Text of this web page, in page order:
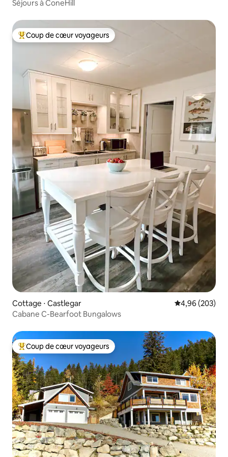
Séjours à ConeHill
Coups de cœur voyageurs les plus appréciés
Coup de cœur voyageurs
Cottage ⋅ Castlegar Évaluation
4,96 (203)
Cabane C-Bearfoot Bungalows
Coups de cœur voyageurs les plus appréciés
Coup de cœur voyageurs